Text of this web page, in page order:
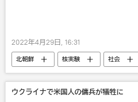
2022年4月29日, 16:31
北朝鮮 核実験
社会
びっくり
ウクライナで米国人の傭兵が犠牲に